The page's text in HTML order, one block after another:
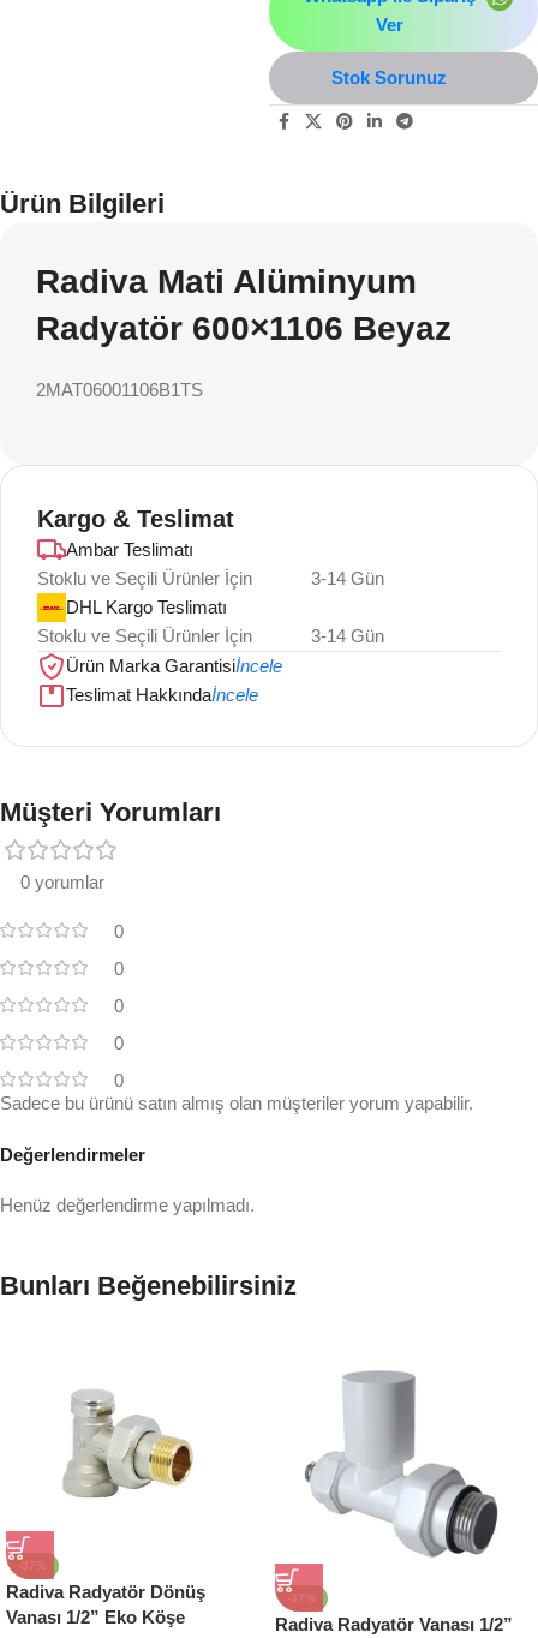
Ver
Stok Sorunuz
Ürün Bilgileri
Radiva Mati Alüminyum
Radyatör 600×1106 Beyaz
2MAT06001106B1TS
Kargo & Teslimat
Ambar Teslimatı
Stoklu ve Seçili Ürünler İçin
3-14 Gün
DHL Kargo Teslimatı
Stoklu ve Seçili Ürünler İçin
3-14 Gün
Ürün Marka Garantisiİncele
Teslimat Hakkındaİncele
Müşteri Yorumları
0 yorumlar
0
0
0
0
0
Değerlendirmeler
Henüz değerlendirme yapılmadı.
Sadece bu ürünü satın almış olan müşteriler yorum yapabilir.
Bunları Beğenebilirsiniz
-37%
Radiva Radyatör Dönüş
Vanası 1/2” Eko Köşe
-37%
Radiva Radyatör Vanası 1/2”